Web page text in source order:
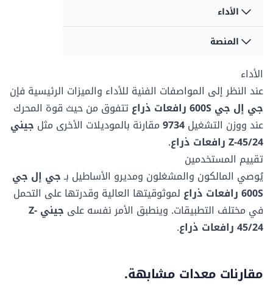
سعة سائل
الهيدروليك
التأرجح
مستمر
نوع الاطارات
مملوءة بالرغوة
نوع الاطارات
مملوءة بالرغوة
الأداء
سعة المنصة - غير
272 كغ
سرعة القيادة -
المنصة منخفضة
6.8 ك/سا
سرعة القيادة -
المنصة منخفضة
-
المنصة
بعد المنصة أ
0.91 م 76.2 سم
بعد المنصة ب
2.44 م
بعد المنصة ب
183.13 سم
الأداء
عند النظر إلى المواصفات الفنية للأداء والميزات الرئيسية فإن
جي إل جي 600S رافعات ذراع
تتفوق من حيث قوة المحرك
عندووزن التشغيل9734مقارنة بالموديلات الأخرى مثل جيني
Z-45/24 رافعات ذراع
.
تقييم المستخدمين
يُوصي المالكون والمشغلون ومديرو الأساطيل بـجي إل جي
600S رافعات ذراع
لموثوقيتها العالية وقدرتها على التحمل
في مختلف التطبيقات. وينطبق الأمر نفسه على
جيني Z-
45/24 رافعات ذراع
.
مقارنات معدات مشابهة.